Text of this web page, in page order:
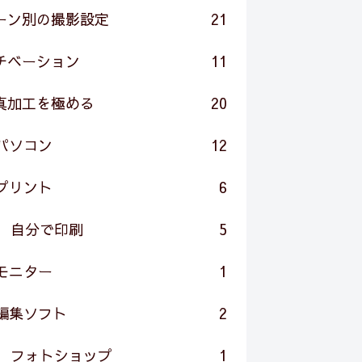
ン別の撮影設定 21
ベーション 11
加工を極める 20
ソコン 12
リント 6
自分で印刷 5
ニター 1
集ソフト 2
フォトショップ 1